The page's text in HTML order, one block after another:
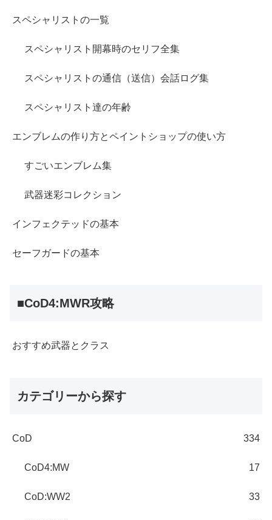
スペシャリストの一覧
スペシャリスト開幕時のセリフ全集
スペシャリストの通信（送信）会話ログ集
スペシャリスト達の年齢
エンブレムの作り方とペイントショップの使い方
すごいエンブレム集
武器迷彩コレクション
インフェクテッドの基本
セーフガードの基本
■CoD4:MWR攻略
おすすめ武器とクラス
カテゴリーから探す
CoD 334
CoD4:MW 17
CoD:WW2 33